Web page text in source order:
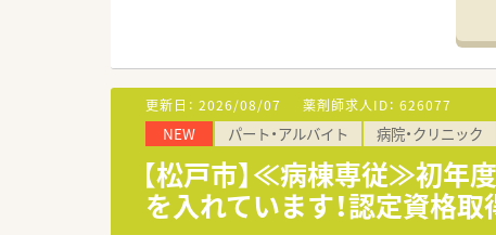
≪業務内容≫
・薬剤師は常勤3名、非常勤1名で
・30代の薬剤師様が多く、子育て
・調剤、注射剤セットの他、病棟
・外来は100％院外のため、病棟
・高齢の患者様が中心となります
・白衣はケーシータイプのものと
更新日： 2026/08/07 薬剤師求人ID： 626077
NEW パート・アルバイト 病院・クリニック
【松戸市】≪病棟専従≫初年
を入れています！認定資格